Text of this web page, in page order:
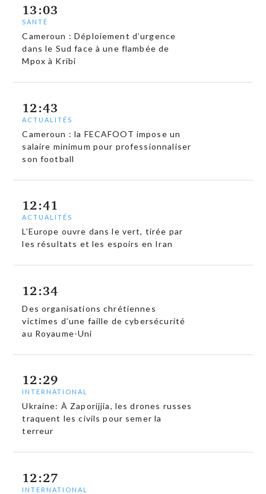
13:03
SANTÉ
Cameroun : Déploiement d’urgence
dans le Sud face à une flambée de
Mpox à Kribi
12:43
ACTUALITÉS
Cameroun : la FECAFOOT impose un
salaire minimum pour professionnaliser
son football
12:41
ACTUALITÉS
L’Europe ouvre dans le vert, tirée par
les résultats et les espoirs en Iran
12:34
Des organisations chrétiennes
victimes d’une faille de cybersécurité
au Royaume-Uni
12:29
INTERNATIONAL
Ukraine: À Zaporijjia, les drones russes
traquent les civils pour semer la
terreur
12:27
INTERNATIONAL